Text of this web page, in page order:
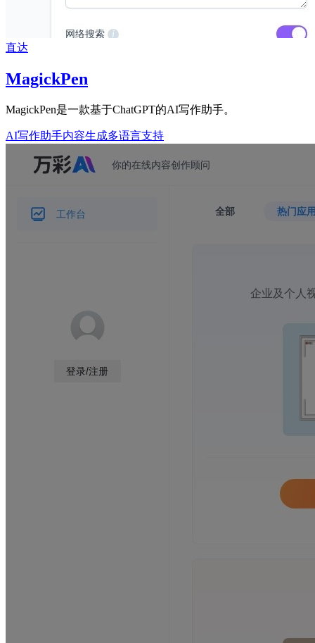
直达
MagickPen
MagickPen是一款基于ChatGPT的AI写作助手。
AI写作助手内容生成多语言支持